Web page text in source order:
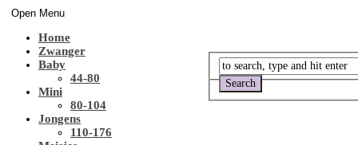
Open Menu
Home
Zwanger
Baby
44-80
Mini
80-104
Jongens
110-176